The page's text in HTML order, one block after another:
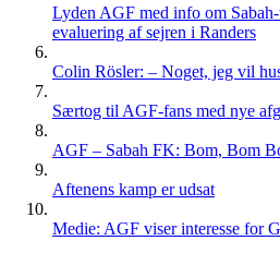
Lyden AGF med info om
evaluering af sejren i Randers
Colin Rösler: – Noget, jeg vil
Særtog til AGF-fans med nye
AGF – Sabah FK: Bom, Bom
Aftenens kamp er udsat
Medie: AGF viser interesse for